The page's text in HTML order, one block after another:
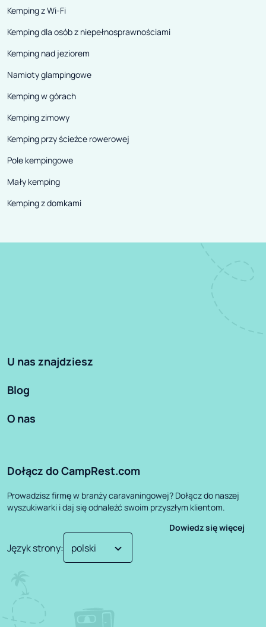
Kemping z Wi-Fi
Kemping dla osób z niepełnosprawnościami
Kemping nad jeziorem
Namioty glampingowe
Kemping w górach
Kemping zimowy
Kemping przy ścieżce rowerowej
Pole kempingowe
Mały kemping
Kemping z domkami
U nas znajdziesz
Blog
O nas
Dołącz do CampRest.com
Prowadzisz firmę w branży caravaningowej? Dołącz do naszej
wyszukiwarki i daj się odnaleźć swoim przyszłym klientom.
Dowiedz się więcej
Język strony: